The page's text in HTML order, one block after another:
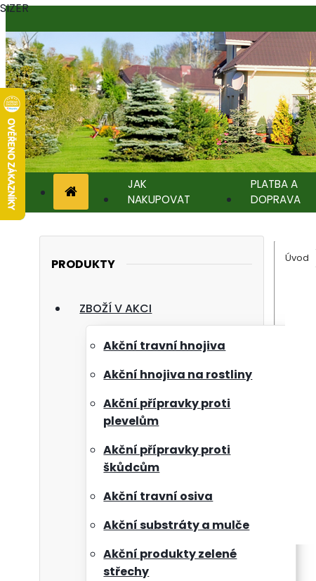
JAK
NAKUPOVAT
PLATBA A
DOPRAVA
PRODUKTY
ZBOŽÍ V AKCI
Akční travní hnojiva
Akční hnojiva na rostliny
Akční přípravky proti
plevelům
Akční přípravky proti
škůdcům
Akční travní osiva
Akční substráty a mulče
Akční produkty zelené
střechy
Úvod
SIZER